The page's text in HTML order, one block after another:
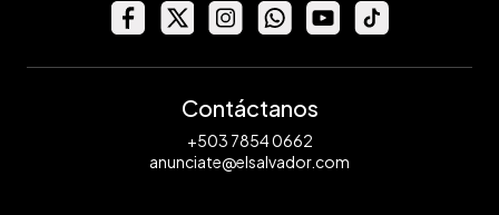
Contáctanos
+503 7854 0662
anunciate@elsalvador.com